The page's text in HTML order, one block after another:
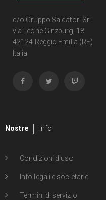
c/o Gruppo Saldatori Srl
via Leone Ginzburg, 18
42124 Reggio Emilia (RE)
Italia
Nostre Info
Condizioni d'uso
Info legali e societarie
Termini di servizio